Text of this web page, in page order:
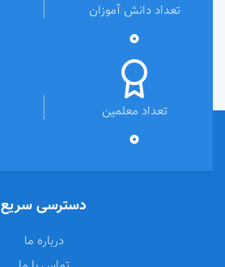
تعداد دانش آموزان
0
تعداد معلمین
0
دسترسی سریع
درباره ما